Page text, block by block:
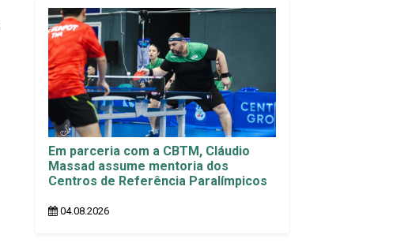
Em parceria com a CBTM, Cláudio
Massad assume mentoria dos
Centros de Referência Paralímpicos
04.08.2026